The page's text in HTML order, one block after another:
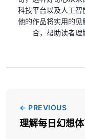
科技平台以及人工智
他的作品将实用的
合，帮助读者理
← PREVIOUS
理解每日幻想